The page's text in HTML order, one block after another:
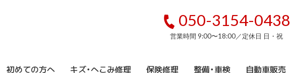
050-3154-0438
営業時間 9:00〜18:00／定休日 日・祝
初めての方へ キズ・へこみ修理 保険修理 整備・車検 自動車販売